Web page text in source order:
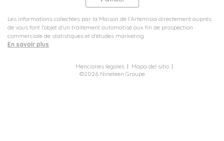
Les informations collectées par la Maison de l'Artemisia directement auprès
de vous font l'objet d'un traitement automatisé aux fin de prospection
commerciale de statistiques et d'études marketing.
En savoir plus
Menciones legales
Mapa del sitio
©2026 Nineteen Groupe